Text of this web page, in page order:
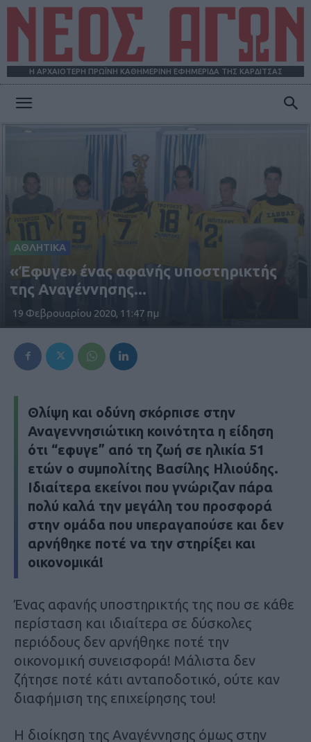
Η ΑΡΧΑΙΟΤΕΡΗ ΠΡΩΪΝΗ ΚΑΘΗΜΕΡΙΝΗ ΕΦΗΜΕΡΙΔΑ ΤΗΣ ΚΑΡΔΙΤΣΑΣ
ΑΓΩΝ
ΑΘΛΗΤΙΚΑ
«Έφυγε» ένας αφανής υποστηρικτής
της Αναγέννησης...
19 Φεβρουαρίου 2020, 11:47 πμ
Θλίψη και οδύνη σκόρπισε στην
Αναγεννησιώτικη κοινότητα η είδηση
ότι “εφυγε” από τη ζωή σε ηλικία 51
ετών ο συμπολίτης Βασίλης Ηλιούδης.
Ιδιαίτερα εκείνοι που γνώριζαν πάρα
πολύ καλά την μεγάλη του προσφορά
στην ομάδα που υπεραγαπούσε και δεν
αρνήθηκε ποτέ να την στηρίξει και
οικονομικά!
Ένας αφανής υποστηρικτής της που σε κάθε
περίσταση και ιδιαίτερα σε δύσκολες
περιόδους δεν αρνήθηκε ποτέ την
οικονομική συνεισφορά! Μάλιστα δεν
ζήτησε ποτέ κάτι ανταποδοτικό, ούτε καν
διαφήμιση της επιχείρησης του!
Η διοίκηση της Αναγέννησης όμως στην